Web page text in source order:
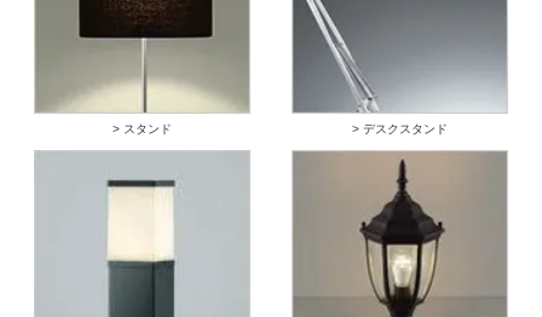
> スタンド > デスクスタンド